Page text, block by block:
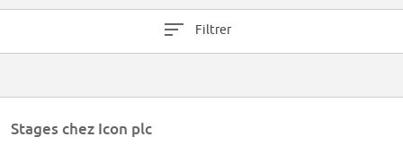
Filtrer
Stages chez Icon plc